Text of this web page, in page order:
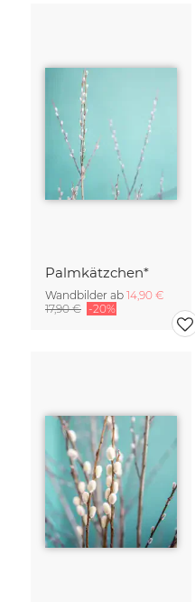
Palmkätzchen*
Wandbilder ab 14,90 €
17,90 € -20%